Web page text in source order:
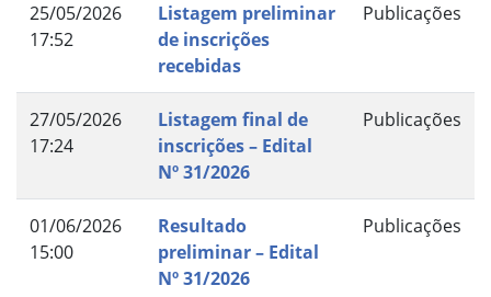
25/05/2026
17:52
Listagem preliminar
de inscrições
recebidas
Publicações
27/05/2026
17:24
Listagem final de
inscrições – Edital
Nº 31/2026
Publicações
01/06/2026
15:00
Resultado
preliminar – Edital
Nº 31/2026
Publicações